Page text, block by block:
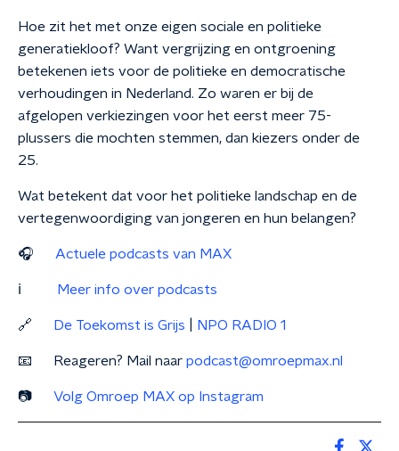
Hoe zit het met onze eigen sociale en politieke
generatiekloof? Want vergrijzing en ontgroening
betekenen iets voor de politieke en democratische
verhoudingen in Nederland. Zo waren er bij de
afgelopen verkiezingen voor het eerst meer 75-
plussers die mochten stemmen, dan kiezers onder de
25.
Wat betekent dat voor het politieke landschap en de
vertegenwoordiging van jongeren en hun belangen?
🎧 Actuele podcasts van MAX
ℹ️ Meer info over podcasts
🔗 De Toekomst is Grijs NPO RADIO 1
📧 Reageren? Mail naar podcast@omroepmax.nl
📷 Volg Omroep MAX op Instagram